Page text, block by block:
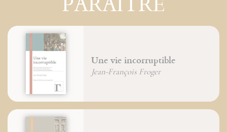
Une vie incorruptible
Jean-François Froger